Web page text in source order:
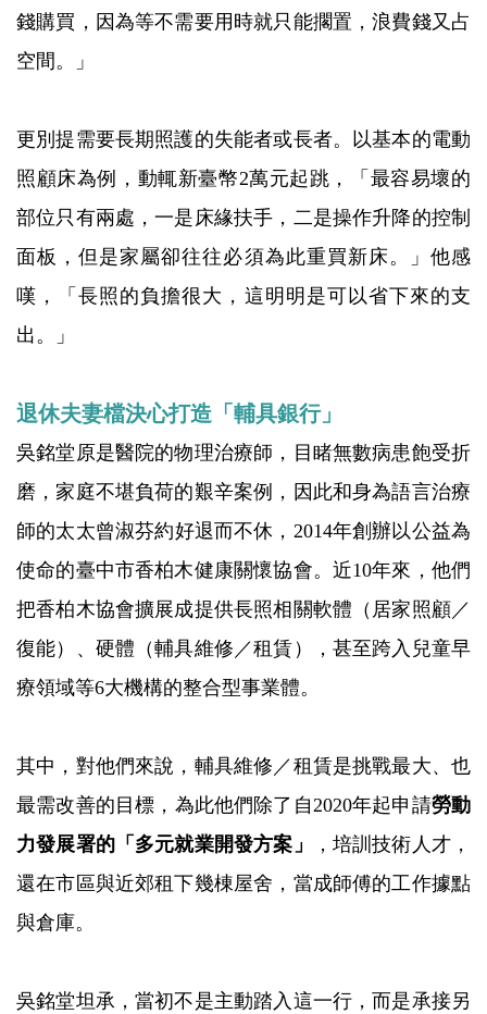
錢購買，因為等不需要用時就只能擱置，浪費錢又占
空間。」
更別提需要長期照護的失能者或長者。以基本的電動
照顧床為例，動輒新臺幣2萬元起跳，「最容易壞的
部位只有兩處，一是床緣扶手，二是操作升降的控制
面板，但是家屬卻往往必須為此重買新床。」他感
嘆，「長照的負擔很大，這明明是可以省下來的支
出。」
退休夫妻檔決心打造「輔具銀行」
吳銘堂原是醫院的物理治療師，目睹無數病患飽受折
磨，家庭不堪負荷的艱辛案例，因此和身為語言治療
師的太太曾淑芬約好退而不休，2014年創辦以公益為
使命的臺中市香柏木健康關懷協會。近10年來，他們
把香柏木協會擴展成提供長照相關軟體（居家照顧／
復能）、硬體（輔具維修／租賃），甚至跨入兒童早
療領域等6大機構的整合型事業體。
其中，對他們來說，輔具維修／租賃是挑戰最大、也
最需改善的目標，為此他們除了自2020年起申請勞動
力發展署的「多元就業開發方案」
，培訓技術人才，
還在市區與近郊租下幾棟屋舍，當成師傅的工作據點
與倉庫。
吳銘堂坦承，當初不是主動踏入這一行，而是承接另